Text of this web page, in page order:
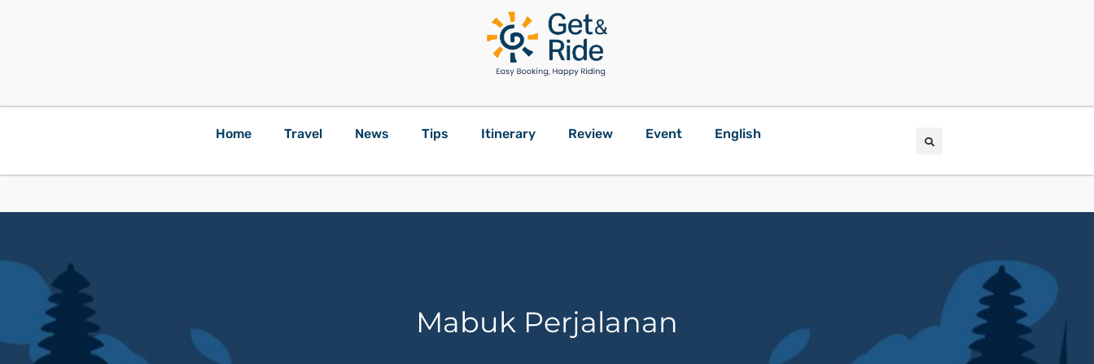
Home Travel News Tips Itinerary Review Event English
Mabuk Perjalanan